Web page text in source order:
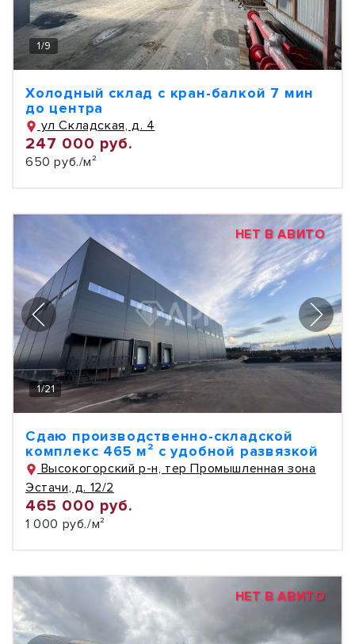
1/9
Холодный склад с кран-балкой 7 мин
до центра
ул Складская, д. 4
247 000 руб.
650 руб./м²
НЕТ В АВИТО
1/21
Сдаю производственно-складской
комплекс 465 м² с удобной развязкой
Высокогорский р-н, тер Промышленная зона
Эстачи, д. 12/2
465 000 руб.
1 000 руб./м²
НЕТ В АВИТО